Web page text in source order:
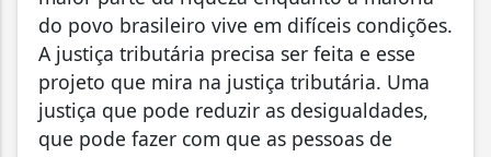
do povo brasileiro vive em difíceis condições.
A justiça tributária precisa ser feita e esse
projeto que mira na justiça tributária. Uma
justiça que pode reduzir as desigualdades,
que pode fazer com que as pessoas de